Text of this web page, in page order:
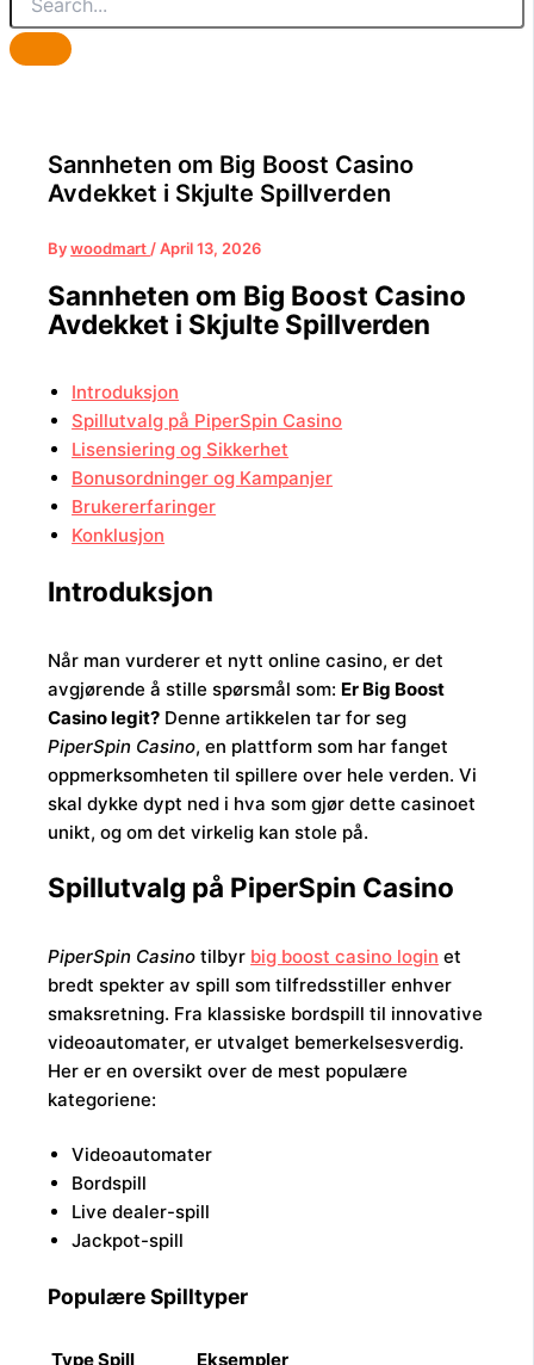
Sannheten om Big Boost Casino
Avdekket i Skjulte Spillverden
Bywoodmart /April 13, 2026
Sannheten om Big Boost Casino
Avdekket i Skjulte Spillverden
Introduksjon
Spillutvalg på PiperSpin Casino
Lisensiering og Sikkerhet
Bonusordninger og Kampanjer
Brukererfaringer
Konklusjon
Introduksjon
Når man vurderer et nytt online casino, er det
avgjørende å stille spørsmål som: Er Big Boost
Casino legit? Denne artikkelen tar for seg
PiperSpin Casino, en plattform som har fanget
oppmerksomheten til spillere over hele verden. Vi
skal dykke dypt ned i hva som gjør dette casinoet
unikt, og om det virkelig kan stole på.
Spillutvalg på PiperSpin Casino
PiperSpin Casino tilbyr big boost casino login et
bredt spekter av spill som tilfredsstiller enhver
smaksretning. Fra klassiske bordspill til innovative
videoautomater, er utvalget bemerkelsesverdig.
Her er en oversikt over de mest populære
kategoriene:
Videoautomater
Bordspill
Live dealer-spill
Jackpot-spill
Populære Spilltyper
Type Spill Eksempler